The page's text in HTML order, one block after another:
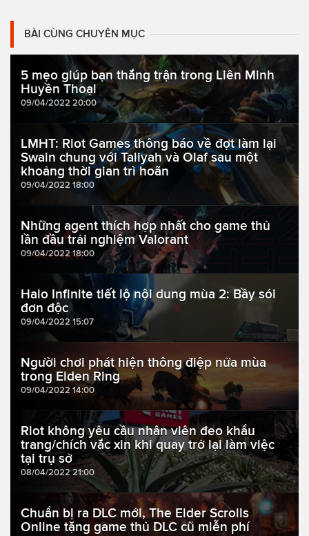
BÀI CÙNG CHUYÊN MỤC
5 mẹo giúp bạn thắng trận trong Liên Minh
Huyền Thoại
09/04/2022 20:00
LMHT: Riot Games thông báo về đợt làm lại
Swain chung với Taliyah và Olaf sau một
khoảng thời gian trì hoãn
09/04/2022 18:00
Những agent thích hợp nhất cho game thủ
lần đầu trải nghiệm Valorant
09/04/2022 18:00
Halo Infinite tiết lộ nội dung mùa 2: Bầy sói
đơn độc
09/04/2022 15:07
Người chơi phát hiện thông điệp nửa mùa
trong Elden Ring
09/04/2022 14:00
Riot không yêu cầu nhân viên đeo khẩu
trang/chích vắc xin khi quay trở lại làm việc
tại trụ sở
08/04/2022 21:00
Chuẩn bị ra DLC mới, The Elder Scrolls
Online tặng game thủ DLC cũ miễn phí